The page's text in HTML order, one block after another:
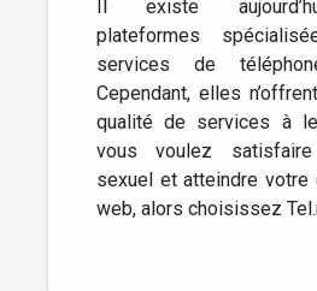
Il existe
plateformes
services de
Cependant, elles
qualité de services à
vous voulez
sexuel et atteindre votre
web, alors choisissez